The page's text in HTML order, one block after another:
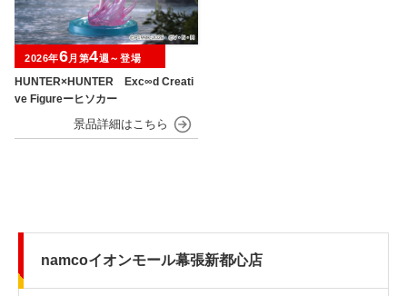
HUNTER×HUNTER Exc∞d Creati
ve Figureーヒソカー
2026年6月第4週～登場
namcoイオンモール幕張新都心店